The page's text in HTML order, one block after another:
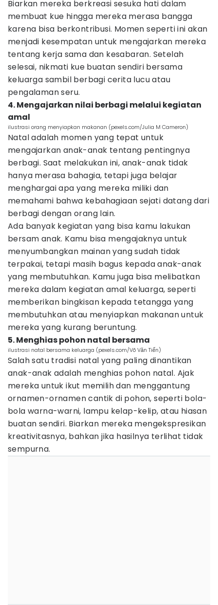
Biarkan mereka berkreasi sesuka hati dalam
membuat kue hingga mereka merasa bangga
karena bisa berkontribusi. Momen seperti ini akan
menjadi kesempatan untuk mengajarkan mereka
tentang kerja sama dan kesabaran. Setelah
selesai, nikmati kue buatan sendiri bersama
keluarga sambil berbagi cerita lucu atau
pengalaman seru.
4. Mengajarkan nilai berbagi melalui kegiatan
amal
ilustrasi orang menyiapkan makanan (pexels.com/Julia M Cameron)
Natal adalah momen yang tepat untuk
mengajarkan anak-anak tentang pentingnya
berbagi. Saat melakukan ini, anak-anak tidak
hanya merasa bahagia, tetapi juga belajar
menghargai apa yang mereka miliki dan
memahami bahwa kebahagiaan sejati datang dari
berbagi dengan orang lain.
Ada banyak kegiatan yang bisa kamu lakukan
bersam anak. Kamu bisa mengajaknya untuk
menyumbangkan mainan yang sudah tidak
terpakai, tetapi masih bagus kepada anak-anak
yang membutuhkan. Kamu juga bisa melibatkan
mereka dalam kegiatan amal keluarga, seperti
memberikan bingkisan kepada tetangga yang
membutuhkan atau menyiapkan makanan untuk
mereka yang kurang beruntung.
5. Menghias pohon natal bersama
ilustrasi natal bersama keluarga (pexels.com/Võ Văn Tiến)
Salah satu tradisi natal yang paling dinantikan
anak-anak adalah menghias pohon natal. Ajak
mereka untuk ikut memilih dan menggantung
ornamen-ornamen cantik di pohon, seperti bola-
bola warna-warni, lampu kelap-kelip, atau hiasan
buatan sendiri. Biarkan mereka mengekspresikan
kreativitasnya, bahkan jika hasilnya terlihat tidak
sempurna.